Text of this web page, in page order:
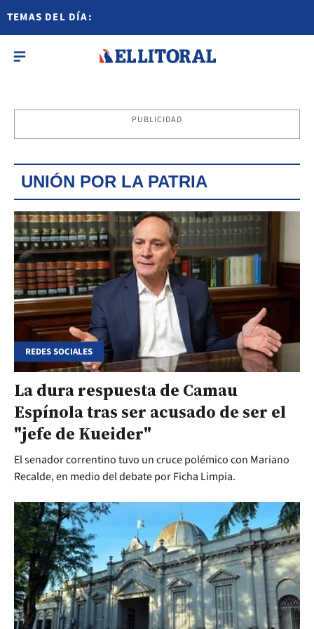
TEMAS DEL DÍA:
PUBLICIDAD
UNIÓN POR LA PATRIA
REDES SOCIALES
La dura respuesta de Camau
Espínola tras ser acusado de ser el
"jefe de Kueider"
El senador correntino tuvo un cruce polémico con Mariano
Recalde, en medio del debate por Ficha Limpia.